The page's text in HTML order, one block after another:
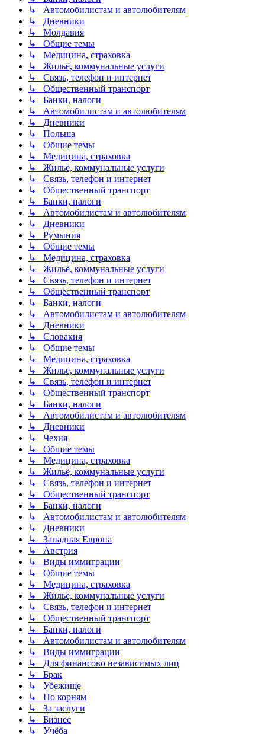
↳ Автомобилистам и автолюбителям
↳ Дневники
↳ Молдавия
↳ Общие темы
↳ Медицина, страховка
↳ Жильё, коммунальные услуги
↳ Связь, телефон и интернет
↳ Общественный транспорт
↳ Банки, налоги
↳ Автомобилистам и автолюбителям
↳ Дневники
↳ Польша
↳ Общие темы
↳ Медицина, страховка
↳ Жильё, коммунальные услуги
↳ Связь, телефон и интернет
↳ Общественный транспорт
↳ Банки, налоги
↳ Автомобилистам и автолюбителям
↳ Дневники
↳ Румыния
↳ Общие темы
↳ Медицина, страховка
↳ Жильё, коммунальные услуги
↳ Связь, телефон и интернет
↳ Общественный транспорт
↳ Банки, налоги
↳ Автомобилистам и автолюбителям
↳ Дневники
↳ Словакия
↳ Общие темы
↳ Медицина, страховка
↳ Жильё, коммунальные услуги
↳ Связь, телефон и интернет
↳ Общественный транспорт
↳ Банки, налоги
↳ Автомобилистам и автолюбителям
↳ Дневники
↳ Чехия
↳ Общие темы
↳ Медицина, страховка
↳ Жильё, коммунальные услуги
↳ Связь, телефон и интернет
↳ Общественный транспорт
↳ Банки, налоги
↳ Автомобилистам и автолюбителям
↳ Дневники
↳ Западная Европа
↳ Австрия
↳ Виды иммиграции
↳ Общие темы
↳ Медицина, страховка
↳ Жильё, коммунальные услуги
↳ Связь, телефон и интернет
↳ Общественный транспорт
↳ Банки, налоги
↳ Автомобилистам и автолюбителям
↳ Виды иммиграции
↳ Для финансово независимых лиц
↳ Брак
↳ Убежище
↳ По корням
↳ За заслуги
↳ Бизнес
↳ Учёба